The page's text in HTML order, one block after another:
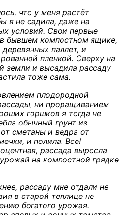
что у меня растёт
я не садила, даже на
условий. Свои первые
бывшем компостном ящике,
паллет, и
пленкой. Сверху на
земли и высадила рассаду
тоже сама.
плодородной
ни проращиванием
горшков я тогда не
обычный грунт из
сметаны и ведра от
и полила. Все!
рассада выросла
на компостной грядке
рассаду мне отдали не
в старой теплице не
богатого урожая.